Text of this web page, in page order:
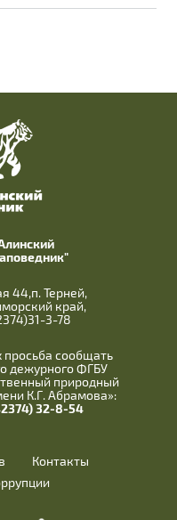
44,п. Терней,
край,
3-78
просьба сообщать
дежурного ФГБУ
природный
К.Г. Абрамова»:
32-8-54
Контакты